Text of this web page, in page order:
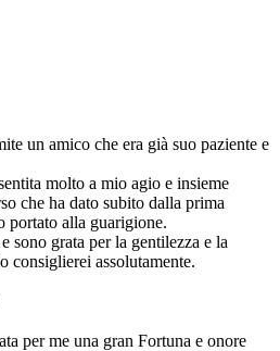
un amico che era già suo paziente e
molto a mio agio e insieme
che ha dato subito dalla prima
portato alla guarigione.
sono grata per la gentilezza e la
consiglierei assolutamente.
per me una gran Fortuna e onore